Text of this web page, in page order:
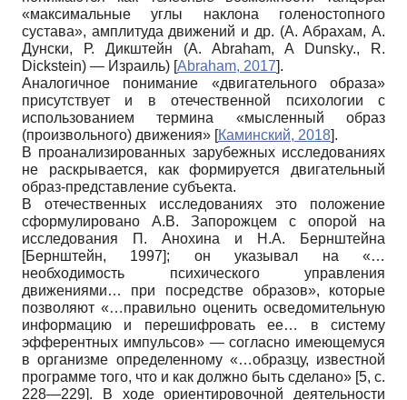
«максимальные углы наклона голеностопного
сустава», амплитуда движений и др. (А. Абрахам, А.
Дунски, Р. Дикштейн (A. Abraham, A Dunsky., R.
Dickstein) — Израиль) [Abraham, 2017].
Аналогичное понимание «двигательного образа»
присутствует и в отечественной психологии с
использованием термина «мысленный образ
(произвольного) движения» [Каминский, 2018].
В проанализированных зарубежных исследованиях
не раскрывается, как формируется двигательный
образ-представление субъекта.
В отечественных исследованиях это положение
сформулировано А.В. Запорожцем с опорой на
исследования П. Анохина и Н.А. Бернштейна
[Бернштейн, 1997]; он указывал на «…
необходимость психического управления
движениями… при посредстве образов», которые
позволяют «…правильно оценить осведомительную
информацию и перешифровать ее… в систему
эфферентных импульсов» — согласно имеющемуся
в организме определенному «…образцу, известной
программе того, что и как должно быть сделано» [5, с.
228—229]. В ходе ориентировочной деятельности